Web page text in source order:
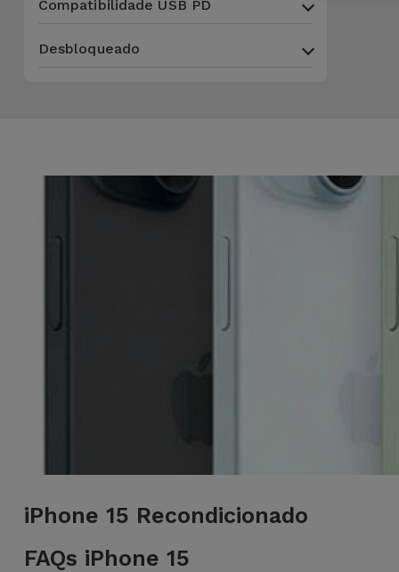
Compatibilidade USB PD
Desbloqueado
iPhone 15 Recondicionado
FAQs iPhone 15